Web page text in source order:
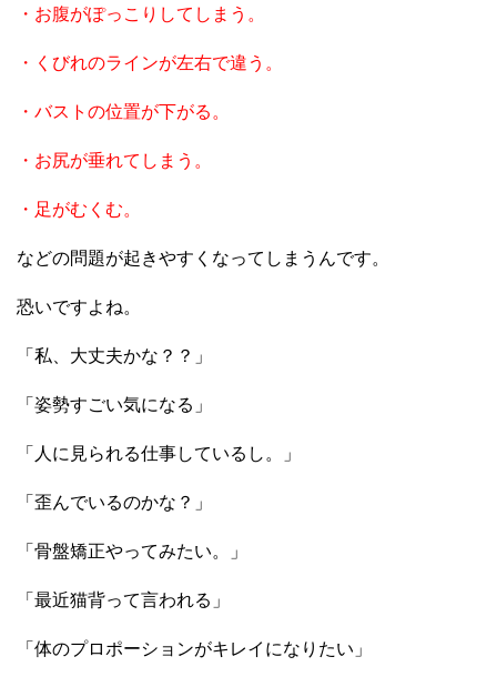
・お腹がぽっこりしてしまう。
・くびれのラインが左右で違う。
・バストの位置が下がる。
・お尻が垂れてしまう。
・足がむくむ。
などの問題が起きやすくなってしまうんです。
恐いですよね。
「私、大丈夫かな？？」
「姿勢すごい気になる」
「人に見られる仕事しているし。」
「歪んでいるのかな？」
「骨盤矯正やってみたい。」
「最近猫背って言われる」
「体のプロポーションがキレイになりたい」